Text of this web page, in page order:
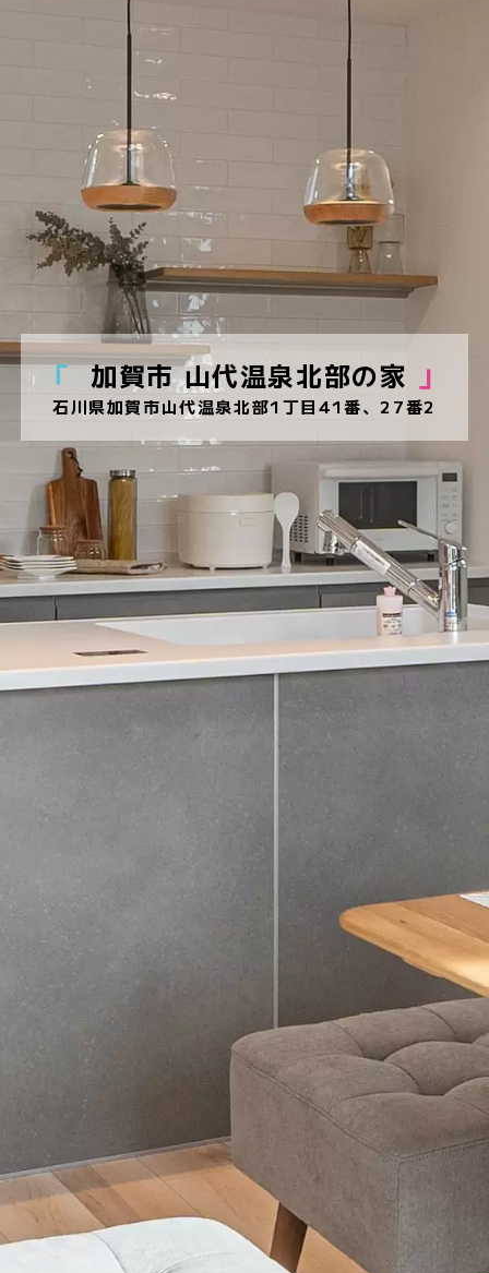
「 加賀市 山代温泉北部の家 」
石川県加賀市山代温泉北部1丁目41番、27番2